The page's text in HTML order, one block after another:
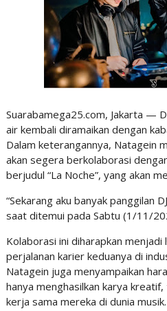
Suarabamega25.com, Jakarta —
air kembali diramaikan dengan
Dalam keterangannya, Natagein
akan segera berkolaborasi
berjudul “La Noche”, yang akan
“Sekarang aku banyak panggilan
saat ditemui pada Sabtu (1/11/
Kolaborasi ini diharapkan menjadi
perjalanan karier keduanya di
Natagein juga menyampaikan
hanya menghasilkan karya
kerja sama mereka di dunia musik.